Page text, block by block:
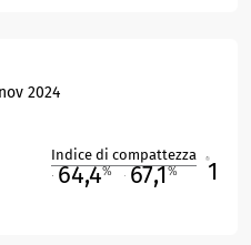
2024
Indice di compattezza
64,4% 67,1% 1